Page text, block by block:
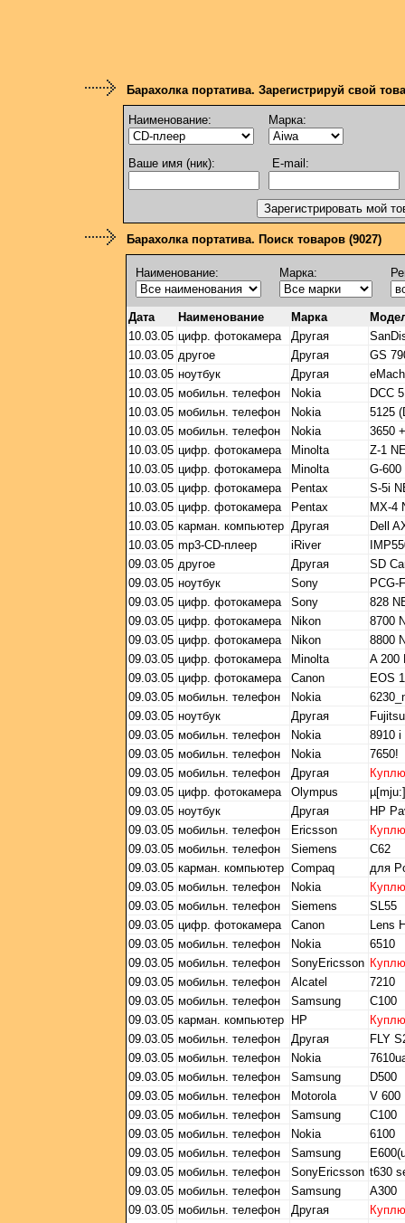
Барахолка портатива. Зарегистрируй свой
Наименование: Марка:
Ваше имя (ник): E-mail:
Барахолка портатива. Поиск товаров (9027)
Наименование: Марка:
Дата Наименование Марка
10.03.05 цифр. фотокамера Другая
10.03.05 другое Другая
GS
10.03.05 ноутбук Другая
10.03.05 мобильн. телефон Nokia
DCC
10.03.05 мобильн. телефон Nokia
5125
10.03.05 мобильн. телефон Nokia
3650
10.03.05 цифр. фотокамера Minolta
Z-1
10.03.05 цифр. фотокамера Minolta
G-600
10.03.05 цифр. фотокамера Pentax
S-5i
10.03.05 цифр. фотокамера Pentax
MX-4
10.03.05 карман. компьютер Другая
Dell
10.03.05 mp3-CD-плеер iRiver
09.03.05 другое Другая
SD
09.03.05 ноутбук Sony
PCG-
09.03.05 цифр. фотокамера Sony
828
09.03.05 цифр. фотокамера Nikon
8700
09.03.05 цифр. фотокамера Nikon
8800
09.03.05 цифр. фотокамера Minolta
A 200
09.03.05 цифр. фотокамера Canon
EOS
09.03.05 мобильн. телефон Nokia
09.03.05 ноутбук Другая
09.03.05 мобильн. телефон Nokia
8910 i
09.03.05 мобильн. телефон Nokia
7650!
09.03.05 мобильн. телефон Другая
Куплю
09.03.05 цифр. фотокамера Olympus
09.03.05 ноутбук Другая
HP
09.03.05 мобильн. телефон Ericsson
Куплю
09.03.05 мобильн. телефон Siemens
C62
09.03.05 карман. компьютер Compaq
для
09.03.05 мобильн. телефон Nokia
Куплю
09.03.05 мобильн. телефон Siemens
SL55
09.03.05 цифр. фотокамера Canon
Lens
09.03.05 мобильн. телефон Nokia
6510
09.03.05 мобильн. телефон SonyEricsson Куплю
09.03.05 мобильн. телефон Alcatel
7210
09.03.05 мобильн. телефон Samsung
C100
09.03.05 карман. компьютер HP
Куплю
09.03.05 мобильн. телефон Другая
FLY
09.03.05 мобильн. телефон Nokia
09.03.05 мобильн. телефон Samsung
D500
09.03.05 мобильн. телефон Motorola
V 600
09.03.05 мобильн. телефон Samsung
С100
09.03.05 мобильн. телефон Nokia
6100
09.03.05 мобильн. телефон Samsung
09.03.05 мобильн. телефон SonyEricsson t630
09.03.05 мобильн. телефон Samsung
A300
09.03.05 мобильн. телефон Другая
Куплю